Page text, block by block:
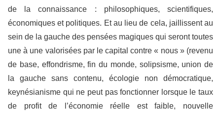
de la connaissance : philosophiques, scientifiques,
économiques et politiques. Et au lieu de cela, jaillissent au
sein de la gauche des pensées magiques qui seront toutes
une à une valorisées par le capital contre « nous » (revenu
de base, effondrisme, fin du monde, solipsisme, union de
la gauche sans contenu, écologie non démocratique,
keynésianisme qui ne peut pas fonctionner lorsque le taux
de profit de l’économie réelle est faible, nouvelle